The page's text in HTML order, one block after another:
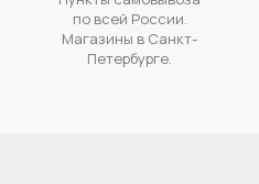
по всей России.
Магазины в Санкт-
Петербурге.